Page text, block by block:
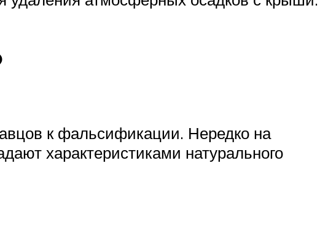
к фальсификации. Нередко на
характеристиками натурального